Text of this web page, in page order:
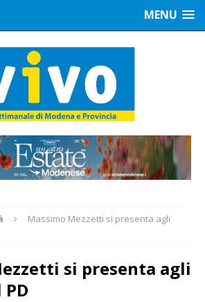
MENU
Massimo Mezzetti si presenta agli
si presenta agli